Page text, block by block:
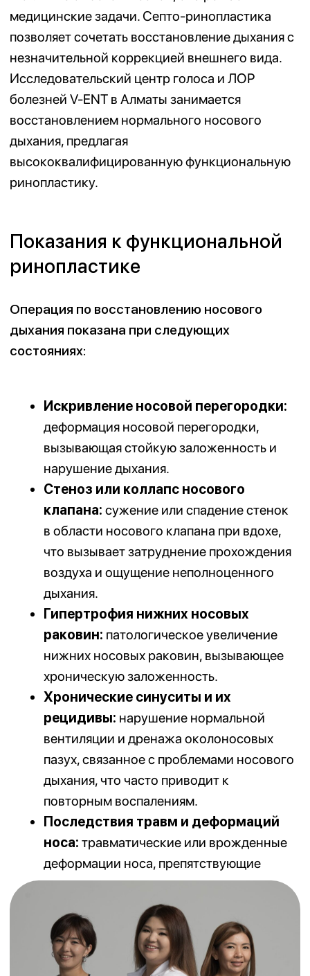
Противопоказания и
временные ограничения к
функциональной
Перед проведением функциональной
ринопластики необходимо учитывать ряд
Острые инфекционные заболевания,
Декомпенсированные хронические
системные заболевания (например,
тяжелые формы сахарного диабета,
неконтролируемая артериальная
гипертензия, серьезные патологии
свертывающей системы крови).
Беременность и период грудного
вскармливания.
Острые обострения аллергических
реакций.
Психические расстройства в стадии
обострения.
Онкологические заболевания.
Курение. Отказ за несколько недель до
операции (никотин замедляет
заживление).
Значительные колебания веса
изменения веса операцию лучше
отложить.
Прием некоторых медикаментов
Препараты, влияющие на
свертываемость крови, корректируются/
Абсолютные противопоказания:
Временные ограничения:
раковин:патологическое увеличение
нижних носовых раковин, вызывающее
хроническую заложенность.
Хронические синуситы и их
рецидивы:нарушение нормальной
вентиляции и дренажа околоносовых
дыхания, что часто приводит к
повторным воспалениям.
Последствия травм и деформаций
травматические или врожденные
деформации носа, препятствующие